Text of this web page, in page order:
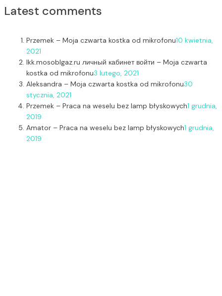
Latest comments
Przemek – Moja czwarta kostka od mikrofonu10 kwietnia,
2021
lkk.mosoblgaz.ru личный кабинет войти – Moja czwarta
kostka od mikrofonu3 lutego, 2021
Aleksandra – Moja czwarta kostka od mikrofonu30
stycznia, 2021
Przemek – Praca na weselu bez lamp błyskowych1 grudnia,
2019
Amator – Praca na weselu bez lamp błyskowych1 grudnia,
2019